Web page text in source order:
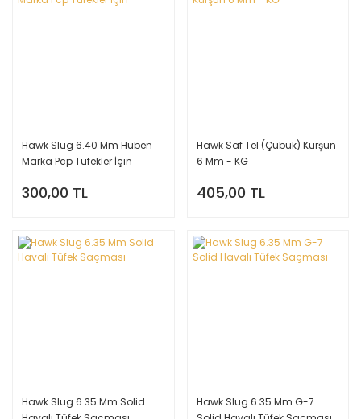
Hawk Slug 6.40 Mm Huben
Marka Pcp Tüfekler İçin
300,00 TL
Hawk Saf Tel (Çubuk) Kurşun
6 Mm - KG
405,00 TL
Hawk Slug 6.35 Mm Solid
Hawk Slug 6.35 Mm G-7